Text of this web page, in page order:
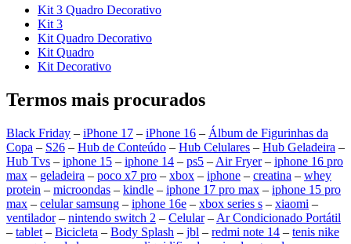
Kit 3 Quadro Decorativo
Kit 3
Kit Quadro Decorativo
Kit Quadro
Kit Decorativo
Termos mais procurados
Black Friday – iPhone 17 – iPhone 16 – Álbum de Figurinhas da
Copa – S26 – Hub de Conteúdo – Hub Celulares – Hub Geladeira –
Hub Tvs – iphone 15 – iphone 14 – ps5 – Air Fryer– iphone 16 pro
max – geladeira – poco x7 pro – xbox – iphone – creatina – whey
protein – microondas – kindle – iphone 17 pro max – iphone 15 pro
max – celular samsung – iphone 16e – xbox series s – xiaomi –
ventilador– nintendo switch 2 – Celular– Ar Condicionado Portátil
– tablet – Bicicleta – Body Splash – jbl – redmi note 14 – tenis nike